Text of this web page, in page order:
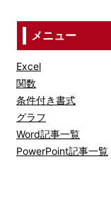
メニュー
Excel
関数
条件付き書式
グラフ
Word記事一覧
PowerPoint記事一覧